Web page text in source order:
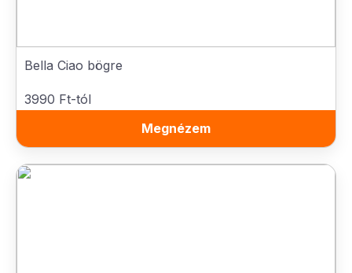
Bella Ciao bögre
3990 Ft-tól
Megnézem